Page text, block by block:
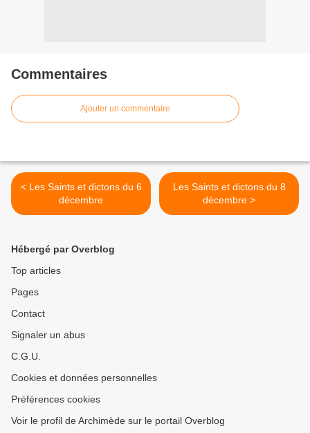
Commentaires
Ajouter un commentaire
< Les Saints et dictons du 6
décembre
Les Saints et dictons du 8
décembre >
Hébergé par Overblog
Top articles
Pages
Contact
Signaler un abus
C.G.U.
Cookies et données personnelles
Préférences cookies
Voir le profil de Archimède sur le portail Overblog